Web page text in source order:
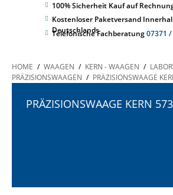
100% Sicherheit Kauf auf
Kostenloser Paketversand
Deutschlands
Telefonische Fachberatung07371
HOME / WAAGEN / KERN - WAAGEN /
PRÄZISIONSWAAGEN / PRÄZISIONSWAAGE
PRÄZISIONSWAAGE KERN 573